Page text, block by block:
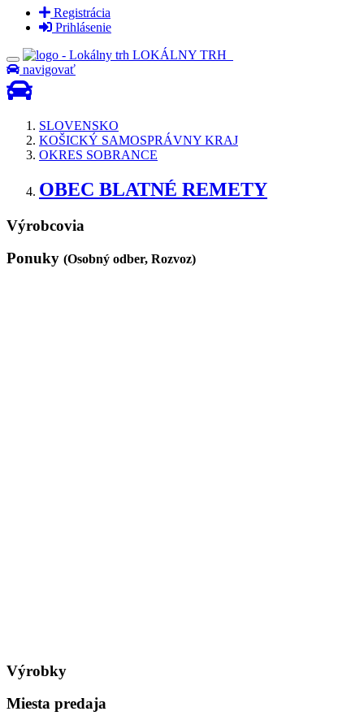
Registrácia
Prihlásenie
LOKÁLNY TRH
navigovať
SLOVENSKO
KOŠICKÝ SAMOSPRÁVNY KRAJ
OKRES SOBRANCE
OBEC BLATNÉ REMETY
Výrobcovia
Ponuky (Osobný odber, Rozvoz)
Výrobky
Miesta predaja